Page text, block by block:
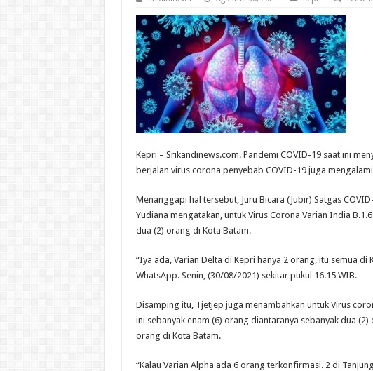
Kepri – Srikandinews.com. Pandemi COVID-19 saat ini
berjalan virus corona penyebab COVID-19 juga
Menanggapi hal tersebut, Juru Bicara (Jubir) Satgas
Yudiana mengatakan, untuk Virus Corona Varian India
dua (2) orang di Kota Batam.
“Iya ada, Varian Delta di Kepri hanya 2 orang, itu semua di
WhatsApp. Senin, (30/08/2021) sekitar pukul 16.15 WIB.
Disamping itu, Tjetjep juga menambahkan untuk Virus
ini sebanyak enam (6) orang diantaranya sebanyak dua
orang di Kota Batam.
“Kalau Varian Alpha ada 6 orang terkonfirmasi. 2 di